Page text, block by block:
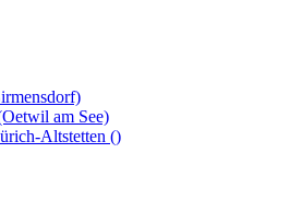
am See)
Altstetten ()